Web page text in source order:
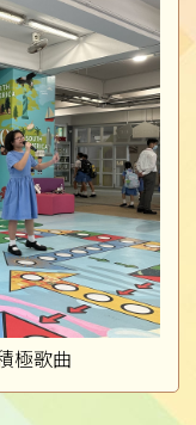
極歌曲